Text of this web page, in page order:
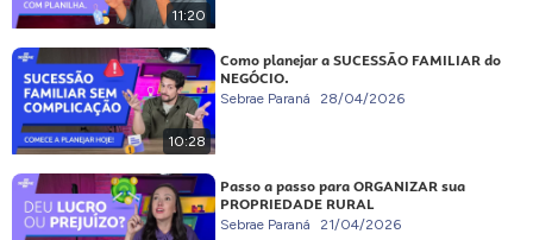
11:20
10:28
Como planejar a SUCESSÃO FAMILIAR do
NEGÓCIO.
Sebrae Paraná 28/04/2026
Passo a passo para ORGANIZAR sua
PROPRIEDADE RURAL
Sebrae Paraná 21/04/2026